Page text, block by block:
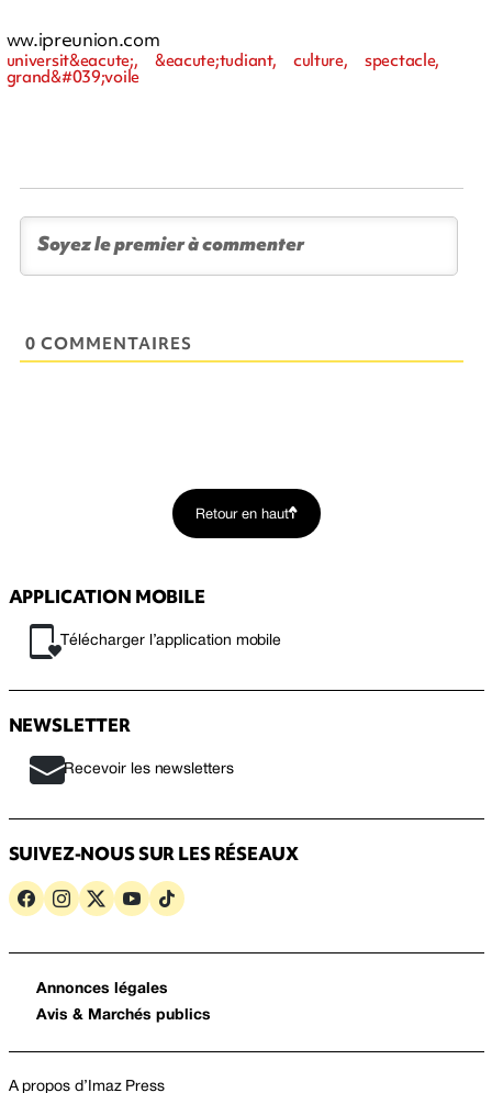
ww.ipreunion.com
universit&eacute;, &eacute;tudiant, culture, spectacle,
grand&#039;voile
0 COMMENTAIRES
Retour en haut
APPLICATION MOBILE
Télécharger l’application mobile
NEWSLETTER
Recevoir les newsletters
SUIVEZ-NOUS SUR LES RÉSEAUX
Annonces légales
Avis & Marchés publics
A propos d’Imaz Press